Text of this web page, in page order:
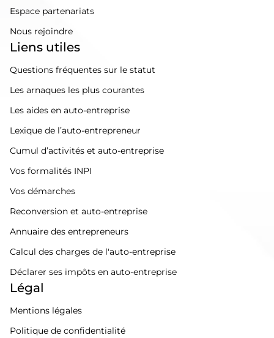
Espace partenariats
Nous rejoindre
Liens utiles
Questions fréquentes sur le statut
Les arnaques les plus courantes
Les aides en auto-entreprise
Lexique de l’auto-entrepreneur
Cumul d’activités et auto-entreprise
Vos formalités INPI
Vos démarches
Reconversion et auto-entreprise
Annuaire des entrepreneurs
Calcul des charges de l'auto-entreprise
Déclarer ses impôts en auto-entreprise
Légal
Mentions légales
Politique de confidentialité